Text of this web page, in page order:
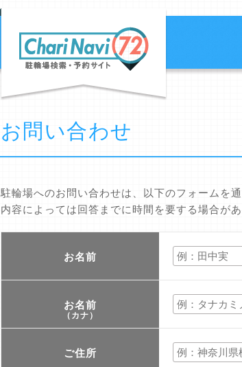
お問い合わせ
駐輪場へのお問い合わせは、以下のフォームを
内容によっては回答までに時間を要する場合が
お名前
お名前
（カナ）
ご住所